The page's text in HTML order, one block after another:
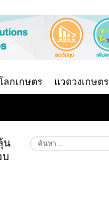
ลกเกษตร แวดวงเกษตร
น
บ
ค้นหา
สำหรับ: